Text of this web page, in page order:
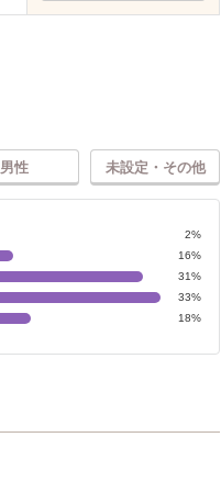
男性 未設定・その他
2%
16%
31%
33%
18%